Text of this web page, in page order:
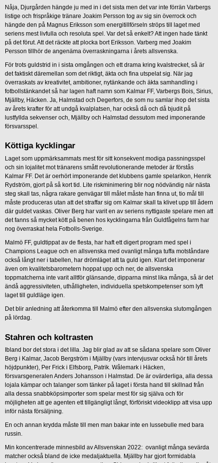
Nåja, Djurgården hängde ju med in i det sista men det var inte förrän Varbergs
listige och frispråkige tränare Joakim Persson tog av sig sin överrock och
hängde den på Magnus Eriksson som energitillförseln ströps till laget med
seriens mest livfulla och resoluta spel. Var det så enkelt? Att ingen hade tänkt
på det förut. Att det räckte att plocka bort Eriksson. Varberg med Joakim
Persson tillhör de angenäma överraskningarna i årets allsvenska.
För trots guldstrid in i sista omgången och ett drama kring kvalstrecket, så är
det faktiskt däremellan som det riktigt, äkta och fina utspelat sig. När jag
överraskats av kreativitet, ambitioner, nytänkande och äkta samhandling i
fotbollstänkandet så har lagen haft namn som Kalmar FF, Varbergs Bois, Sirius,
Mjällby, Häcken. Ja, Halmstad och Degerfors, de som nu samlar ihop det sista
av årets krafter för att undgå kvalplatsen, har också då och då bjudit på
lustfyllda sekvenser och, Mjällby och Halmstad dessutom med imponerande
försvarsspel.
Köttiga kycklingar
Laget som uppmärksammats mest för sitt konsekvent modiga passningsspel
och sin lojalitet mot tränarens smått revolutionerande metoder är förstås
Kalmar FF. Det är oerhört imponerande det klubbens gamle spelarikon, Henrik
Rydström, gjort på så kort tid. Lite riskminimering blir nog nödvändig när nästa
steg skall tas, några rakare genvägar till målet måste han finna ut, tio mål till
måste produceras utan att det straffar sig om Kalmar skall ta klivet upp till ådern
där guldet vaskas. Oliver Berg har varit en av seriens nyttigaste spelare men att
det fanns så mycket kött på benen hos kycklingarna från Guldfågelns farm har
nog överraskat hela Fotbolls-Sverige.
Malmö FF, guldtippat av de flesta, har haft ett digert program med spel i
Champions League och en allsvenska med ovanligt många tuffa motståndare
också långt ner i tabellen, har drömläget att ta guld igen. Klart det imponerar
även om kvalitetsbarometern hoppat upp och ner, de allsvenska
toppmatcherna inte varit alltför glänsande, dipparna minst lika många, så är det
ändå aggressiviteten, uthålligheten, individuella spetskompetenser som lyft
laget till guldläge igen.
Det blir anledning att återkomma till Malmö efter den allsvenska slutomgången
på lördag.
Stahren och koltrasten
Ibland bor det stora i det lilla. Jag blir glad av att se sådana spelare som Oliver
Berg i Kalmar, Jacob Bergström i Mjällby (vars intervjusvar också hör till årets
höjdpunkter), Per Frick i Elfsborg, Patrik. Wålemark i Häcken,
försvarsgeneralen Anders Johansson i Halmstad. De är ovärderliga, alla dessa
lojala kämpar och talanger som tänker på laget i första hand till skillnad från
alla dessa snabbköpsimporter som spelar mest för sig själva och för
möjligheten att ge agenten ett tillgängligt långt, förföriskt videoklipp att visa upp
inför nästa försäljning.
En och annan krydda måste till men man bakar inte en lussebulle med bara
russin.
Min koncentrerade minnesbild av Allsvenskan 2022: ovanligt många sevärda
matcher också bland de icke medaljaktuella. Mjällby har gjort formidabla